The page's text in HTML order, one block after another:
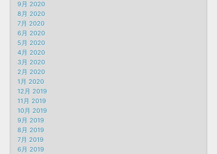
9月 2020
8月 2020
7月 2020
6月 2020
5月 2020
4月 2020
3月 2020
2月 2020
1月 2020
12月 2019
11月 2019
10月 2019
9月 2019
8月 2019
7月 2019
6月 2019